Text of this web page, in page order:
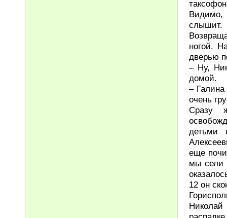
ногой.
дверью
– Ну,
домой.
– Галина
очень
Сразу
детьми
еще
мы сели
12 он